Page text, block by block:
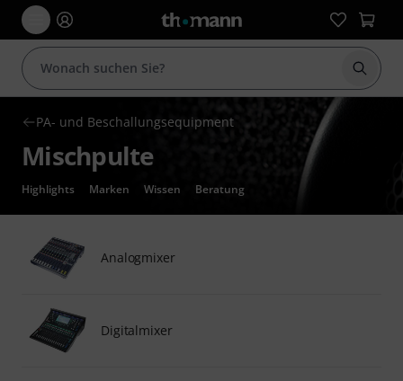
Suche
PA- und Beschallungsequipment
Mischpulte
Highlights Marken Wissen Beratung
Analogmixer
Digitalmixer